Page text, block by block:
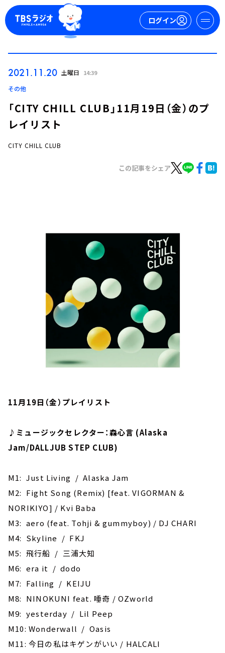
ログイン
お知らせ
イベント・グッズ
2021.11.20 土曜日 14:39
その他
「CITY CHILL CLUB」11月19日（金）のプ
レイリスト
CITY CHILL CLUB
この記事をシェア
11月19日（金）プレイリスト
♪ミュージックセレクター：森心言 (Alaska
Jam/DALLJUB STEP CLUB)
M1: Just Living / Alaska Jam
M2: Fight Song (Remix) [feat. VIGORMAN &
NORIKIYO] / Kvi Baba
M3: aero (feat. Tohji & gummyboy) / DJ CHARI
M4: Skyline / FKJ
M5: 飛行船 / 三浦大知
M6: era it / dodo
M7: Falling / KEIJU
M8: NINOKUNI feat. 唾奇 / OZworld
M9: yesterday / Lil Peep
M10: Wonderwall / Oasis
M11: 今日の私はキゲンがいい / HALCALI